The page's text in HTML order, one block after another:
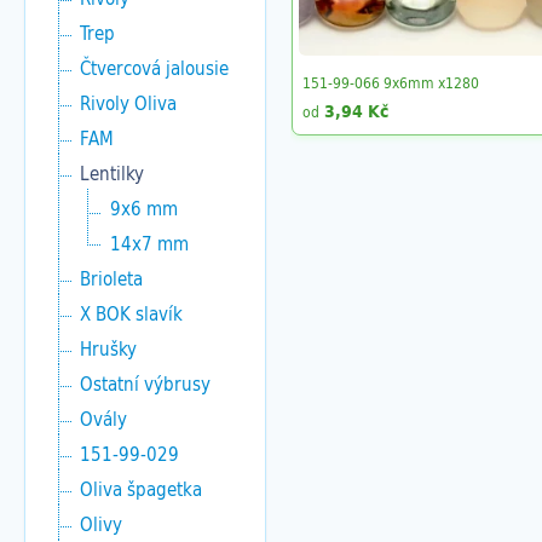
Trep
Čtvercová jalousie
Rivoly Oliva
FAM
Lentilky
9x6 mm
14x7 mm
Brioleta
X BOK slavík
Hrušky
Ostatní výbrusy
Ovály
151-99-029
Oliva špagetka
Olivy
151-99-066 9x6mm x1280
od 3,94 Kč